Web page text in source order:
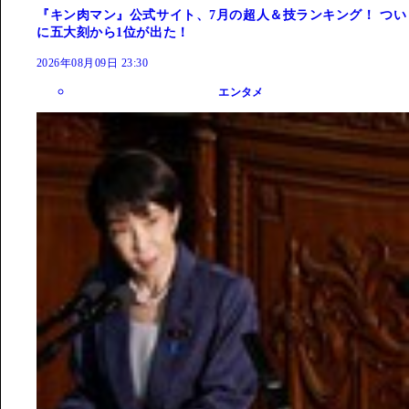
『キン肉マン』公式サイト、7月の超人＆技ランキング！ つい
に五大刻から1位が出た！
2026年08月09日 23:30
エンタメ